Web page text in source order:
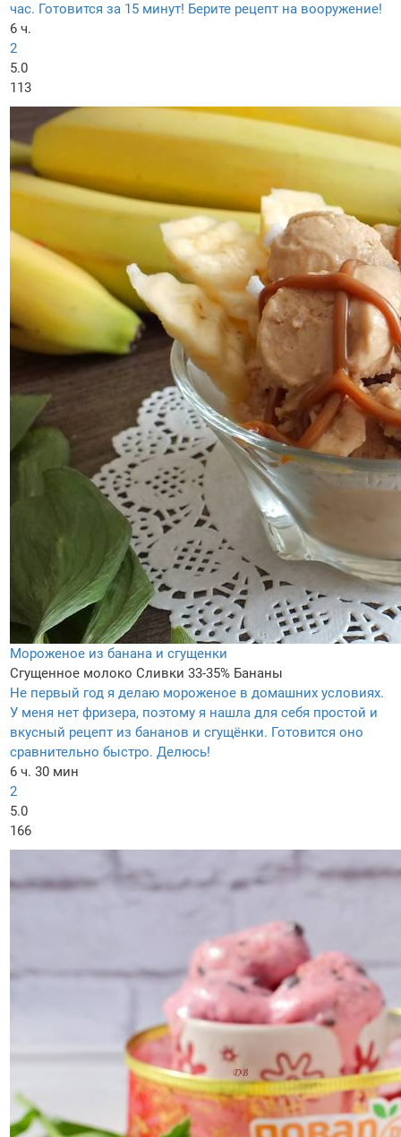
час. Готовится за 15 минут! Берите рецепт на вооружение!
6 ч.
2
5.0
113
Мороженое из банана и сгущенки
Сгущенное молоко Сливки 33-35% Бананы
Не первый год я делаю мороженое в домашних условиях.
У меня нет фризера, поэтому я нашла для себя простой и
вкусный рецепт из бананов и сгущёнки. Готовится оно
сравнительно быстро. Делюсь!
6 ч. 30 мин
2
5.0
166